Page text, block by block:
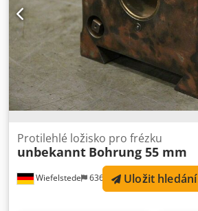
Wiefelstede 636 km
Protilehlé ložisko pro frézku
unbekannt Bohrung 55 mm
Uložit hledání